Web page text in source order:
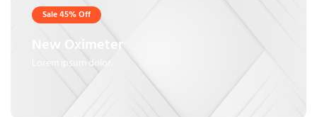
Sale 45% Off
New Oximeter
Lorem ipsum dolor.